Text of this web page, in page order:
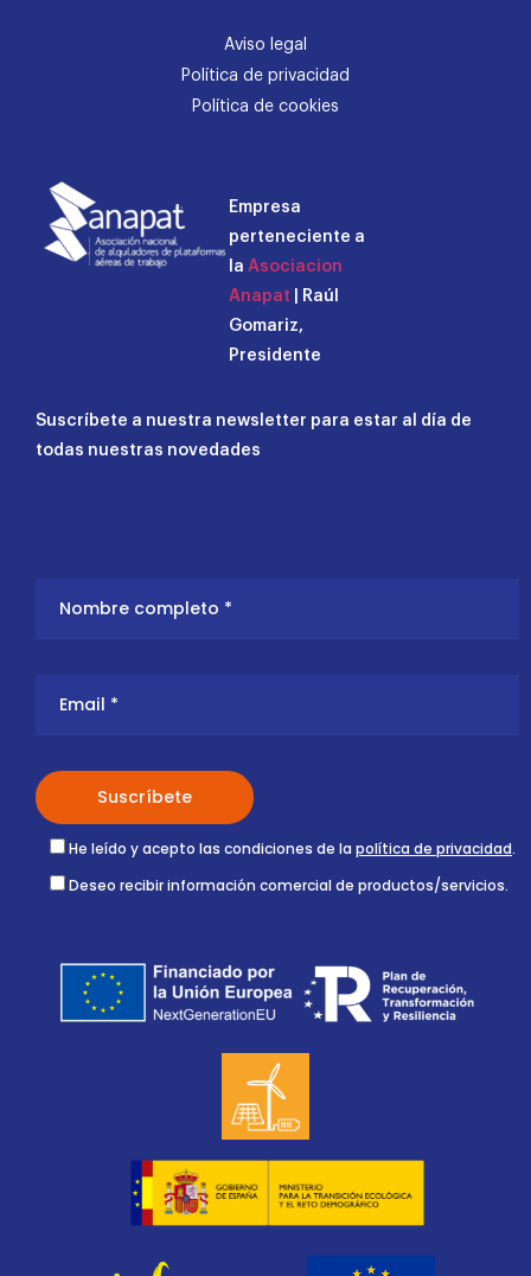
Aviso legal
Política de privacidad
Política de cookies
Empresa
perteneciente a
la Asociacion
Anapat | Raúl
Gomariz,
Presidente
Suscríbete a nuestra newsletter para estar al día de
todas nuestras novedades
He leído y acepto las condiciones de la política de privacidad.
Deseo recibir información comercial de productos/servicios.